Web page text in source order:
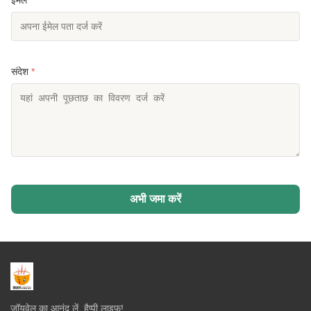
संदेश *
अभी जमा करें
जॉयवेल का आनंद लें, हैप्पी लाइफ!